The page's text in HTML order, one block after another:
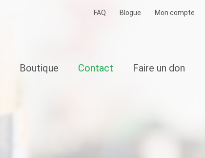
FAQ Blogue Mon compte
Boutique Contact Faire un don